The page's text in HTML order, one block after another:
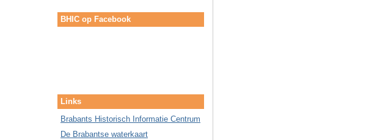
BHIC op Facebook
Links
Brabants Historisch Informatie Centrum
De Brabantse waterkaart